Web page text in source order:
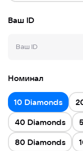
Ваш ID
Номинал
10 Diamonds
40 Diamonds
80 Diamonds